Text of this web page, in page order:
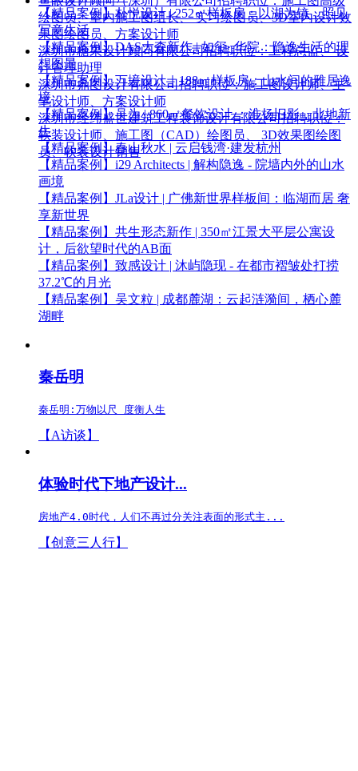
绘图员、室内施工图组长、 实习绘图员、3D室内设计效
果图绘图员、方案设计师
深圳市糖果设计顾问有限公司招聘职位：工程总监、 设
计管理助理
深圳市鼎图设计有限公司招聘职位：施工图设计师、主
笔设计师、方案设计师
深圳市经纬盛世建筑工程装饰设计有限公司招聘职位：
软装设计师、施工图（CAD）绘图员、 3D效果图绘图
员、软装设计销售
【精品案例】朴悦设计 | 252㎡样板房：以湖为镜，照见
写意生活
【精品案例】DAS大森新作 | 如玺· 华院：隐逸生活的理
想图景
【精品案例】万境设计｜188㎡样板房：山水间的雅居逸
境
【精品案例】吴为 | 860㎡餐饮设计 ：淮扬旧影，北地新
生
【精品案例】春山秋水 | 云启钱湾·建发杭州
【精品案例】 i29 Architects | 解构隐逸 - 院墙内外的山水
画境
【精品案例】 JLa设计 | 广佛新世界样板间：临湖而居 奢
享新世界
【精品案例】 共生形态新作 | 350㎡江景大平层公寓设
计，后欲望时代的AB面
【精品案例】 致感设计 | 沐屿隐现 - 在都市褶皱处打捞
37.2℃的月光
【精品案例】 吴文粒 | 成都麓湖：云起涟漪间，栖心麓
湖畔
秦岳明
秦岳明:万物以尺 度衡人生
【A访谈】
体验时代下地产设计...
房地产4.0时代，人们不再过分关注表面的形式主...
【创意三人行】